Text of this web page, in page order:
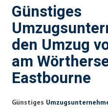
Günstiges
den Umzug
am
Eastbourne
Günstiges